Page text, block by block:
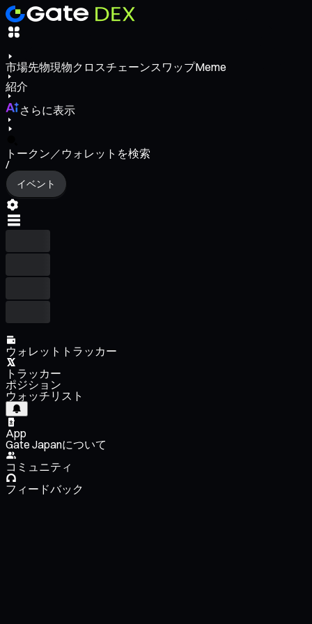
市場先物現物クロスチェーンスワップMeme
紹介
さらに表示
トークン／ウォレットを検索
/
イベント
ウォレットトラッカー
トラッカー
ポジション
ウォッチリスト
App
Gate Japanについて
コミュニティ
フィードバック